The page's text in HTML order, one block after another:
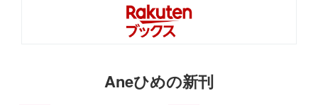
Aneひめの新刊